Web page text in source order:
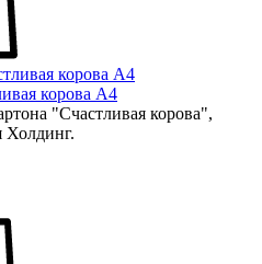
корова А4
"Счастливая корова",
Холдинг.